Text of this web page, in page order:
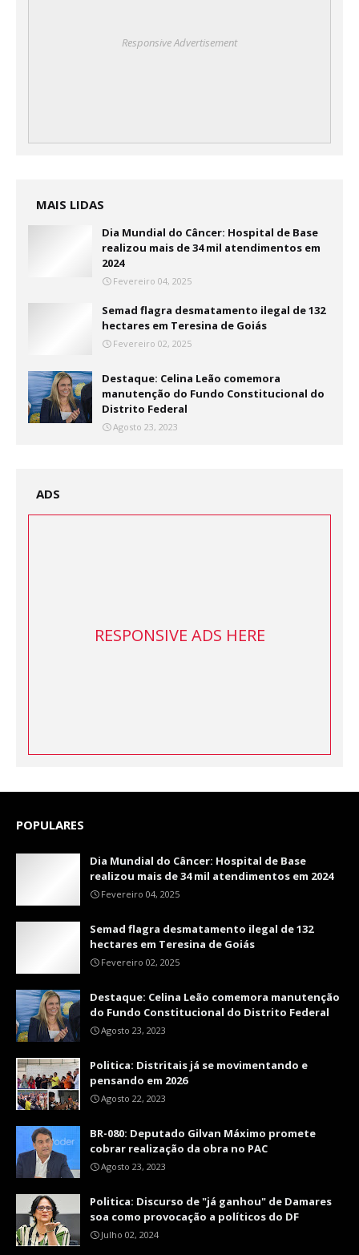
Responsive Advertisement
MAIS LIDAS
Dia Mundial do Câncer: Hospital de Base
realizou mais de 34 mil atendimentos em
2024
Fevereiro 04, 2025
Semad flagra desmatamento ilegal de 132
hectares em Teresina de Goiás
Fevereiro 02, 2025
Destaque: Celina Leão comemora
manutenção do Fundo Constitucional do
Distrito Federal
Agosto 23, 2023
ADS
RESPONSIVE ADS HERE
POPULARES
Dia Mundial do Câncer: Hospital de Base
realizou mais de 34 mil atendimentos em 2024
Fevereiro 04, 2025
Semad flagra desmatamento ilegal de 132
hectares em Teresina de Goiás
Fevereiro 02, 2025
Destaque: Celina Leão comemora manutenção
do Fundo Constitucional do Distrito Federal
Agosto 23, 2023
Politica: Distritais já se movimentando e
pensando em 2026
Agosto 22, 2023
BR-080: Deputado Gilvan Máximo promete
cobrar realização da obra no PAC
Agosto 23, 2023
Politica: Discurso de "já ganhou" de Damares
soa como provocação a políticos do DF
Julho 02, 2024